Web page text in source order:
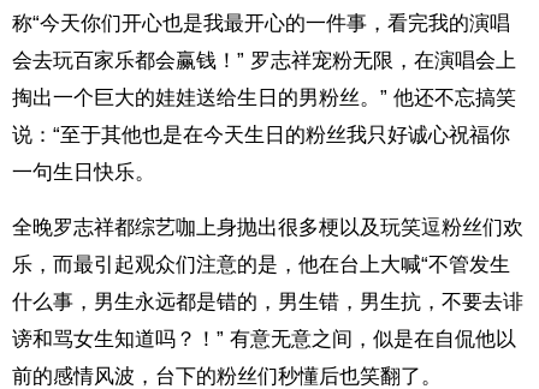
称“今天你们开心也是我最开心的一件事，看完我的演唱
会去玩百家乐都会赢钱！” 罗志祥宠粉无限，在演唱会上
掏出一个巨大的娃娃送给生日的男粉丝。” 他还不忘搞笑
说：“至于其他也是在今天生日的粉丝我只好诚心祝福你
一句生日快乐。
全晚罗志祥都综艺咖上身抛出很多梗以及玩笑逗粉丝们欢
乐，而最引起观众们注意的是，他在台上大喊“不管发生
什么事，男生永远都是错的，男生错，男生抗，不要去诽
谤和骂女生知道吗？！” 有意无意之间，似是在自侃他以
前的感情风波，台下的粉丝们秒懂后也笑翻了。